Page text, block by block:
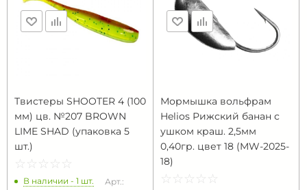
Твистеры SHOOTER 4 (100
мм) цв. №207 BROWN
LIME SHAD (упаковка 5
шт.)
☆ ☆ ☆ ☆ ☆
★ ★ ★ ★ ★
В наличии - 1 шт. Арт.:
Мормышка вольфрам
Helios Рижский банан с
ушком краш. 2,5мм
0,40гр. цвет 18 (MW-2025-
18)
☆ ☆ ☆ ☆ ☆
★ ★ ★ ★ ★